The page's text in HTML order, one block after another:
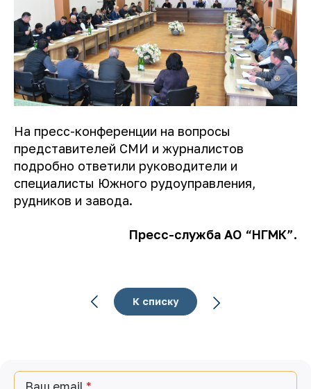
На пресс-конференции на вопросы
представителей СМИ и журналистов
подробно ответили руководители и
специалисты Южного рудоуправления,
рудников и завода.
Пресс-служба АО “НГМК”.
К списку